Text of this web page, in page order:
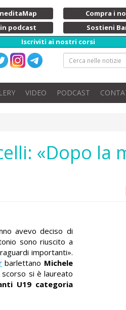
Compra i
podcast
Sostieni
Iscriviti ai nostri corsi
VIDEO PODCAST
«Dopo la
avevo deciso di
sono riuscito a
importanti».
barlettano Michele
si è laureato
U19 categoria